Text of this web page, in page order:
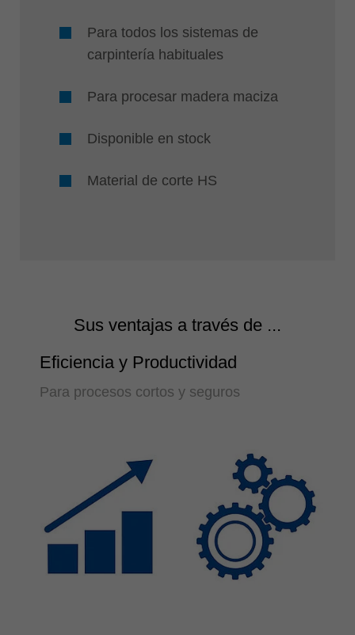
Para todos los sistemas de
carpintería habituales
Para procesar madera maciza
Disponible en stock
Material de corte HS
Sus ventajas a través de ...
Eficiencia y Productividad
Para procesos cortos y seguros